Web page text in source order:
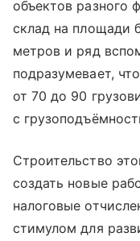
объектов разного
склад на площади
метров и ряд
подразумевает,
от 70 до 90
с
Строительство
создать новые
налоговые
стимулом для